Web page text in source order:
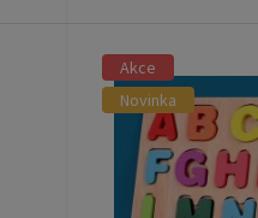
Akce
Novinka